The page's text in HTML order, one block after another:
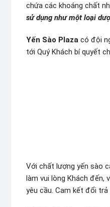
chứa các khoáng chất
sử dụng như một loại
Yến Sào Plaza có đội
tới Quý Khách bí quyết
Với chất lượng yến sào
làm vui lòng Khách đến,
yêu cầu. Cam kết đổi trả